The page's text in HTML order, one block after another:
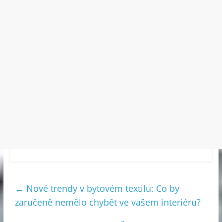
← Nové trendy v bytovém textilu: Co by
zaručeně nemělo chybět ve vašem interiéru?